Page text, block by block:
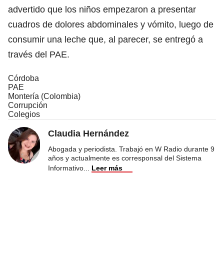
advertido que los niños empezaron a presentar
cuadros de dolores abdominales y vómito, luego de
consumir una leche que, al parecer, se entregó a
través del PAE.
Córdoba
PAE
Montería (Colombia)
Corrupción
Colegios
Claudia Hernández
Abogada y periodista. Trabajó en W Radio durante 9
años y actualmente es corresponsal del Sistema
Informativo
Leer más